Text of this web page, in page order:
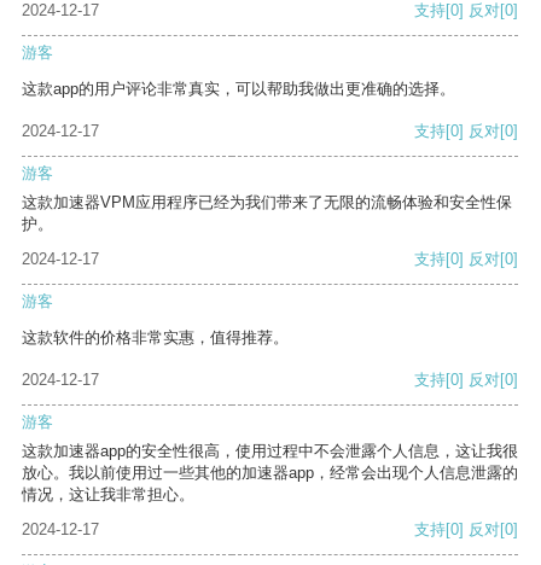
2024-12-17 支持[0] 反对[0]
游客
这款app的用户评论非常真实，可以帮助我做出更准确的选择。
2024-12-17 支持[0] 反对[0]
游客
这款加速器VPM应用程序已经为我们带来了无限的流畅体验和安全性保
护。
2024-12-17
支持[0] 反对[0]
游客
这款软件的价格非常实惠，值得推荐。
2024-12-17 支持[0] 反对[0]
游客
这款加速器app的安全性很高，使用过程中不会泄露个人信息，这让我很
放心。我以前使用过一些其他的加速器app，经常会出现个人信息泄露的
情况，这让我非常担心。
2024-12-17
支持[0] 反对[0]